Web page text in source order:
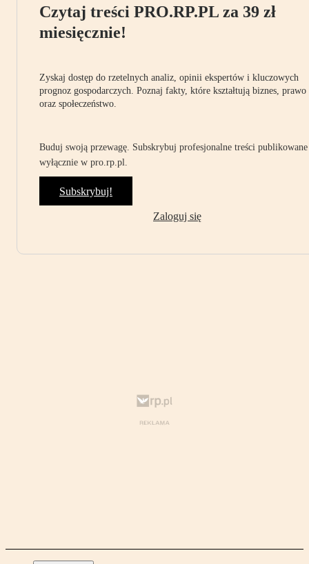
Czytaj treści PRO.RP.PL za 39 zł
miesięcznie!
Zyskaj dostęp do rzetelnych analiz, opinii ekspertów i kluczowych
prognoz gospodarczych. Poznaj fakty, które kształtują biznes, prawo
oraz społeczeństwo.
Buduj swoją przewagę. Subskrybuj profesjonalne treści publikowane
wyłącznie w pro.rp.pl.
Subskrybuj!
Zaloguj się